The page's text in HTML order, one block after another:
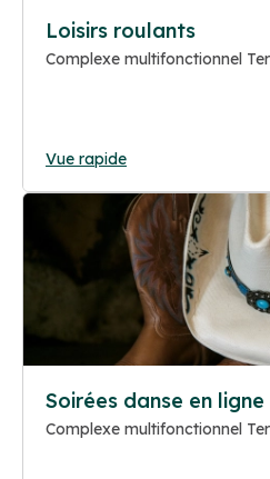
Loisirs roulants
Complexe multifonctionnel
Vue rapide
Soirées danse en ligne
Complexe multifonctionnel